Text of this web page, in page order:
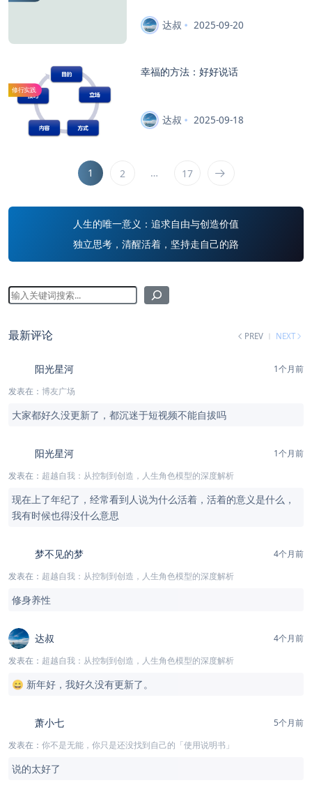
达叔 2025-09-20
修行实践
幸福的方法：好好说话
达叔 2025-09-18
1 2 … 17
人生的唯一意义：追求自由与创造价值
独立思考，清醒活着，坚持走自己的路
最新评论 PREV NEXT
阳光星河
1个月前
发表在： 博友广场
大家都好久没更新了，都沉迷于短视频不能自拔吗
阳光星河
1个月前
发表在： 超越自我：从控制到创造，人生角色模型的深度解析
现在上了年纪了，经常看到人说为什么活着，活着的意义是什么，
我有时候也得没什么意思
梦不见的梦
4个月前
发表在： 超越自我：从控制到创造，人生角色模型的深度解析
修身养性
达叔
4个月前
发表在： 超越自我：从控制到创造，人生角色模型的深度解析
😄 新年好，我好久没有更新了。
萧小七
5个月前
发表在： 你不是无能，你只是还没找到自己的「使用说明书」
说的太好了